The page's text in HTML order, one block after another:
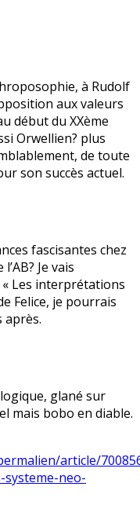
à Rudolf
aux valeurs
début du XXème
Orwellien? plus
de toute
son succès actuel.
fascisantes chez
Je vais
Les interprétations
Felice, je pourrais
après.
glané sur
mais bobo en diable.
article/
systeme-neo-